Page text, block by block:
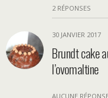
2 RÉPONSES
30 JANVIER 2017
Brundt cake
l’ovomaltine
AUCUNE